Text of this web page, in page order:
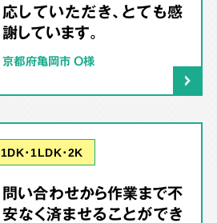
応していただき、とても感
謝しています。
京都府亀岡市 O様
1DK･1LDK･2K
問い合わせから作業まで不
安なく済ませることができ